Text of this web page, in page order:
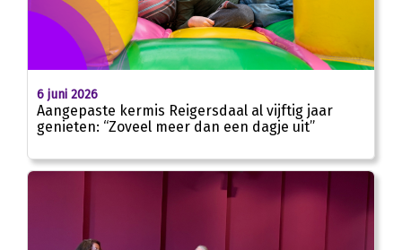
6 juni 2026
Aangepaste kermis Reigersdaal al vijftig jaar
genieten: “Zoveel meer dan een dagje uit”